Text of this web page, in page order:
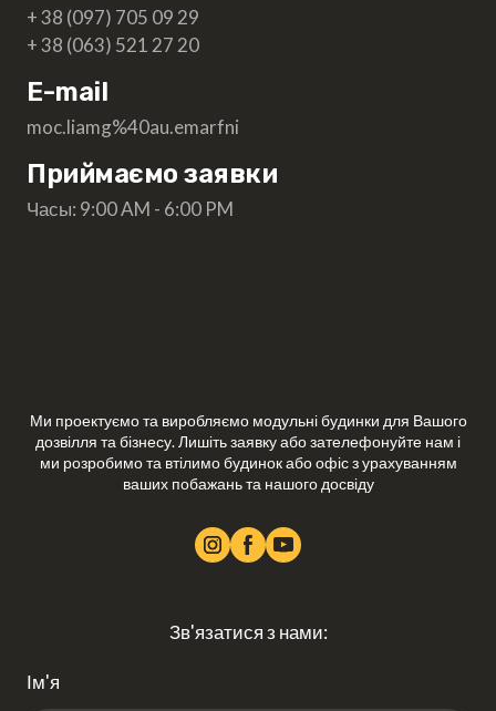
+ 38 (097) 705 09 29
+ 38 (063) 521 27 20
E-mail
moc.liamg%40au.emarfni
Приймаємо заявки
Часы: 9:00 AM - 6:00 PM
Ми проектуємо та виробляємо модульні будинки для Вашого
дозвілля та бізнесу. Лишіть заявку або зателефонуйте нам і
ми розробимо та втілимо будинок або офіс з урахуванням
ваших побажань та нашого досвіду
Зв'язатися з нами:
Ім'я